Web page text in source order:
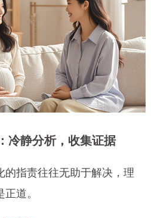
冷静分析，收集证据
的指责往往无助于解决，理
道。